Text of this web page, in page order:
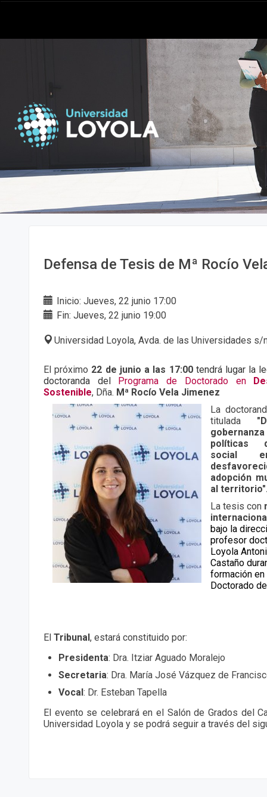
Defensa de Tesis de Mª Rocío
Inicio: Jueves, 22 junio 17:00
Fin: Jueves, 22 junio 19:00
Universidad Loyola, Avda. de las Universidades s/
El próximo 22 de junio a las 17:00 tendrá lugar la
doctoranda del
Programa de Doctorado en
Sostenible, Dña. Mª Rocío Vela Jimenez
La
titulada
políticas
social
adopción
al
La tesis con
bajo la
profesor
Loyola
Castaño
formación
Doctorado
El Tribunal , estará constituido por:
Presidenta: Dra. Itziar Aguado Moralejo
Secretaria: Dra. María José Vázquez de
Vocal : Dr. Esteban Tapella
El evento se celebrará en el Salón de Grados del
Universidad Loyola y se podrá seguir a través del